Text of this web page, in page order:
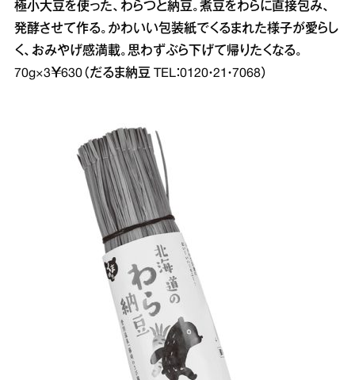
極小大豆を使った、わらつと納豆。煮豆をわらに直接包み、
発酵させて作る。かわいい包装紙でくるまれた様子が愛らし
く、おみやげ感満載。思わずぶら下げて帰りたくなる。
70g×3￥630（だるま納豆 TEL：0120・21・7068）